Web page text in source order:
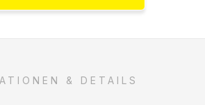
& DETAILS